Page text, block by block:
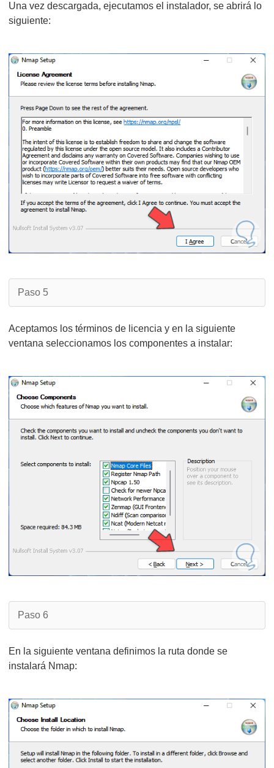
Una vez descargada, ejecutamos el instalador, se abrirá lo
siguiente:
Paso 5
Aceptamos los términos de licencia y en la siguiente
ventana seleccionamos los componentes a instalar:
Paso 6
En la siguiente ventana definimos la ruta donde se
instalará Nmap: